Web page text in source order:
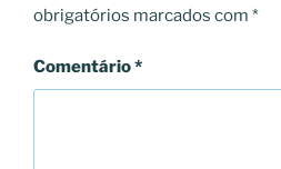
obrigatórios marcados com *
Comentário*